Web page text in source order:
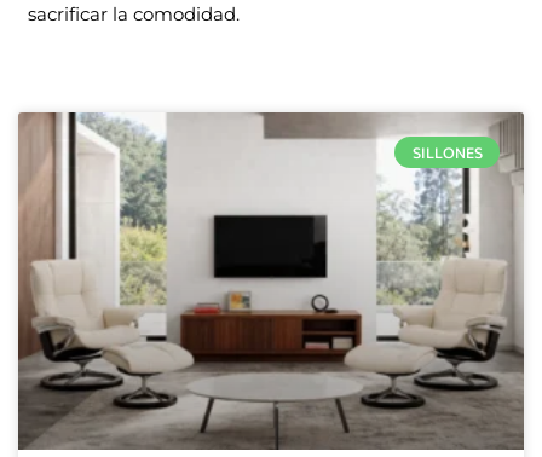
sacrificar la comodidad.
SILLONES